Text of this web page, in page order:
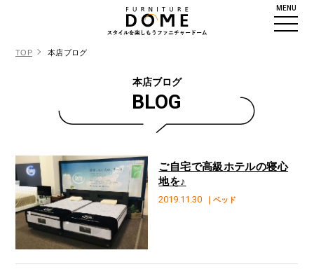
MENU
TOP 本店ブログ
本店ブログ
BLOG
2019.11.30 ｜ベッド
ご自宅で高級ホテルの寝心
地を♪